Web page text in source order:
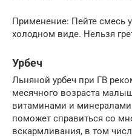
Применение: Пейте смесь
холодном виде. Нельзя
Урбеч
Льняной урбеч при ГВ
месячного возраста
витаминами и
поможет справиться со
вскармливания, в том